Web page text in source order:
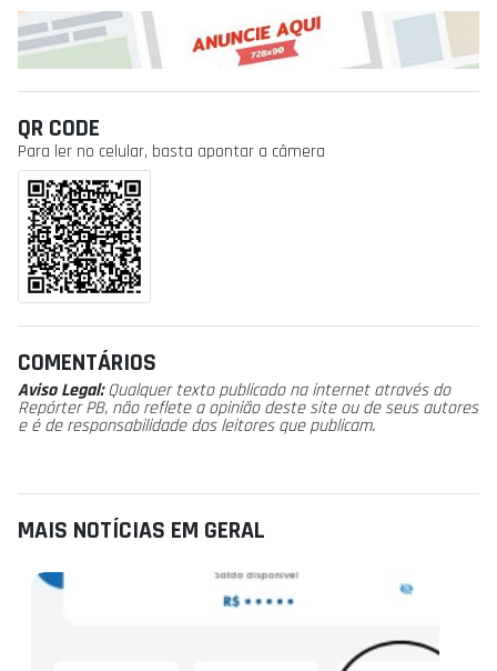
QR CODE
Para ler no celular, basta apontar a câmera
COMENTÁRIOS
Aviso Legal:Qualquer texto publicado na internet através do
Repórter PB, não reflete a opinião deste site ou de seus autores
e é de responsabilidade dos leitores que publicam.
MAIS NOTÍCIAS EM GERAL